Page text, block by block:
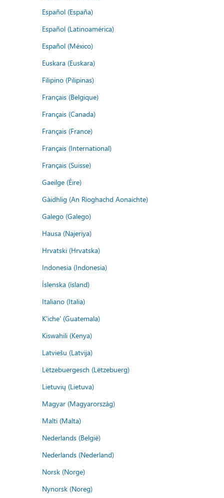
Español (España)
Español (Latinoamérica)
Español (México)
Euskara (Euskara)
Filipino (Pilipinas)
Français (Belgique)
Français (Canada)
Français (France)
Français (International)
Français (Suisse)
Gaeilge (Éire)
Gàidhlig (An Rìoghachd Aonaichte)
Galego (Galego)
Hausa (Najeriya)
Hrvatski (Hrvatska)
Indonesia (Indonesia)
Íslenska (ísland)
Italiano (Italia)
K'iche' (Guatemala)
Kiswahili (Kenya)
Latviešu (Latvija)
Lëtzebuergesch (Lëtzebuerg)
Lietuvių (Lietuva)
Magyar (Magyarország)
Malti (Malta)
Nederlands (België)
Nederlands (Nederland)
Norsk (Norge)
Nynorsk (Noreg)